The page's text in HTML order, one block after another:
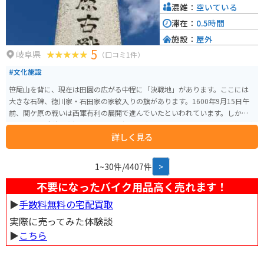
息するイヌワシは圧巻です。 山頂の景色はもちろん絶景ですが、走行中の景
色も見晴らしが良く、ツーリングにはピッタリです。 途中、駐車して眺める
こともできますし、本格的に写真を撮られる方も数多くいらっしゃいます。
景色を見て、美味しいものを食べ、運動する。一つの場所で一気に楽しめる
スポットです。 通行料は、軽・普通自動車3140円、自動二輪車2200円です。
情報と、ライブカメラで山頂の様子を見ることができます。通行料の割引も
印刷できます。
岐阜県 5 （口コミ1件）
#文化施設
笹尾山を背に、現在は田園の広がる中程に「決戦地」があります。ここには
大きな石碑、徳川家・石田家の家紋入りの旗があります。1600年9月15日午
前、関ケ原の戦いは西軍有利の展開で進んでいたといわれています。しか
し、小早川秀秋の寝返りによって状況は一変します。これによって、一気に東
軍が優勢となり、奮闘むなしく西軍は敗北します。 そしてこの決戦地は、東
軍諸隊が三成の首級を狙って、最大級の激戦が繰り広げられた場所といわれ
ています。この地で激戦が繰り広げられていたのかと思うと、現在はのどか
なこの風景も全く見え方が変わってきます。
詳しく見る
混雑： 空いている
滞在： 0.5時間
施設： 屋外
1~30件/4407件 >
不要になったバイク用品高く売れます！
▶︎手数料無料の宅配買取
実際に売ってみた体験談
▶︎こちら